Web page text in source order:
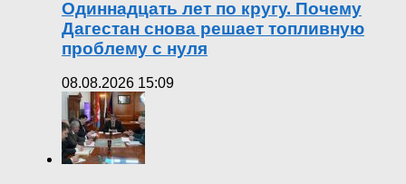
Одиннадцать лет по кругу. Почему
Дагестан снова решает топливную
проблему с нуля
08.08.2026 15:09